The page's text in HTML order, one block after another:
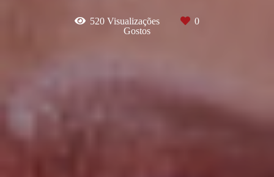
520 Visualizações
0
Gostos